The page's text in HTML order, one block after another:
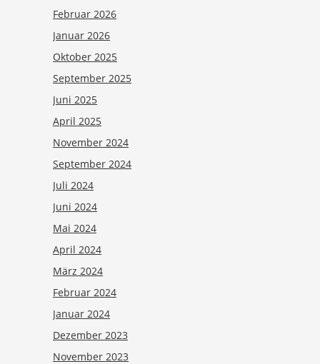
Februar 2026
Januar 2026
Oktober 2025
September 2025
Juni 2025
April 2025
November 2024
September 2024
Juli 2024
Juni 2024
Mai 2024
April 2024
März 2024
Februar 2024
Januar 2024
Dezember 2023
November 2023